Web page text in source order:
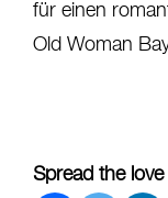
für einen
Old Woman
Spread the love